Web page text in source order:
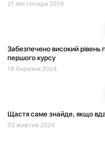
21 листопада 2019
Забезпечено високий рівень
першого курсу
18 березня 2024
Щастя саме знайде, якщо
02 жовтня 2024